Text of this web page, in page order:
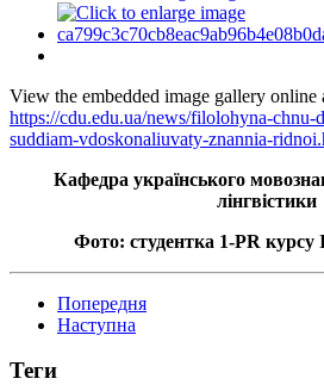
View the embedded image gallery online
https://cdu.edu.ua/news/filolohyna-chnu-
suddiam-vdoskonaliuvaty-znannia-
Кафедра українського
лінгвістики
Фото: студентка 1-PR курсу
Попередня
Наступна
Теги